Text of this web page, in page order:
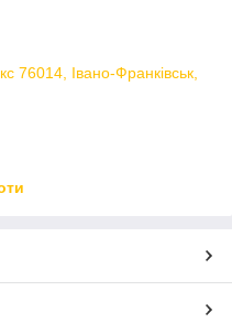
76014, Івано-Франківськ,